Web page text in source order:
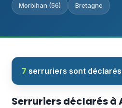
Morbihan (56) Bretagne
7 serruriers sont déclarés
Serruriers déclarés à